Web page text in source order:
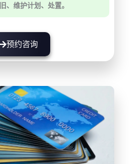
、维护计划、处置。
预约咨询